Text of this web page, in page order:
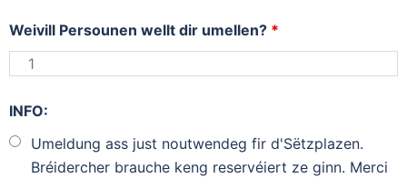
Weivill Persounen wellt dir umellen? *
INFO:
Umeldung ass just noutwendeg fir d'Sëtzplazen.
Bréidercher brauche keng reservéiert ze ginn. Merci